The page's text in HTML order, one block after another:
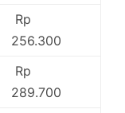
Rp
256.300
Rp
289.700